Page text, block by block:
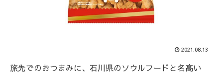
2021.08.13
旅先でのおつまみに、石川県のソウルフードと名高い